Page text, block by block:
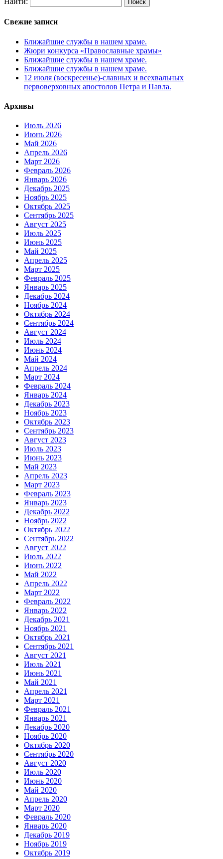
Свежие записи
Ближайшие службы в нашем храме.
Жюри конкурса «Православные храмы»
Ближайшие службы в нашем храме.
Ближайшие службы в нашем храме.
12 июля (воскресенье)-славных и всехвальных
первоверховных апостолов Петра и Павла.
Архивы
Июль 2026
Июнь 2026
Май 2026
Апрель 2026
Март 2026
Февраль 2026
Январь 2026
Декабрь 2025
Ноябрь 2025
Октябрь 2025
Сентябрь 2025
Август 2025
Июль 2025
Июнь 2025
Май 2025
Апрель 2025
Март 2025
Февраль 2025
Январь 2025
Декабрь 2024
Ноябрь 2024
Октябрь 2024
Сентябрь 2024
Август 2024
Июль 2024
Июнь 2024
Май 2024
Апрель 2024
Март 2024
Февраль 2024
Январь 2024
Декабрь 2023
Ноябрь 2023
Октябрь 2023
Сентябрь 2023
Август 2023
Июль 2023
Июнь 2023
Май 2023
Апрель 2023
Март 2023
Февраль 2023
Январь 2023
Декабрь 2022
Ноябрь 2022
Октябрь 2022
Сентябрь 2022
Август 2022
Июль 2022
Июнь 2022
Май 2022
Апрель 2022
Март 2022
Февраль 2022
Январь 2022
Декабрь 2021
Ноябрь 2021
Октябрь 2021
Сентябрь 2021
Август 2021
Июль 2021
Июнь 2021
Май 2021
Апрель 2021
Март 2021
Февраль 2021
Январь 2021
Декабрь 2020
Ноябрь 2020
Октябрь 2020
Сентябрь 2020
Август 2020
Июль 2020
Июнь 2020
Май 2020
Апрель 2020
Март 2020
Февраль 2020
Январь 2020
Декабрь 2019
Ноябрь 2019
Октябрь 2019